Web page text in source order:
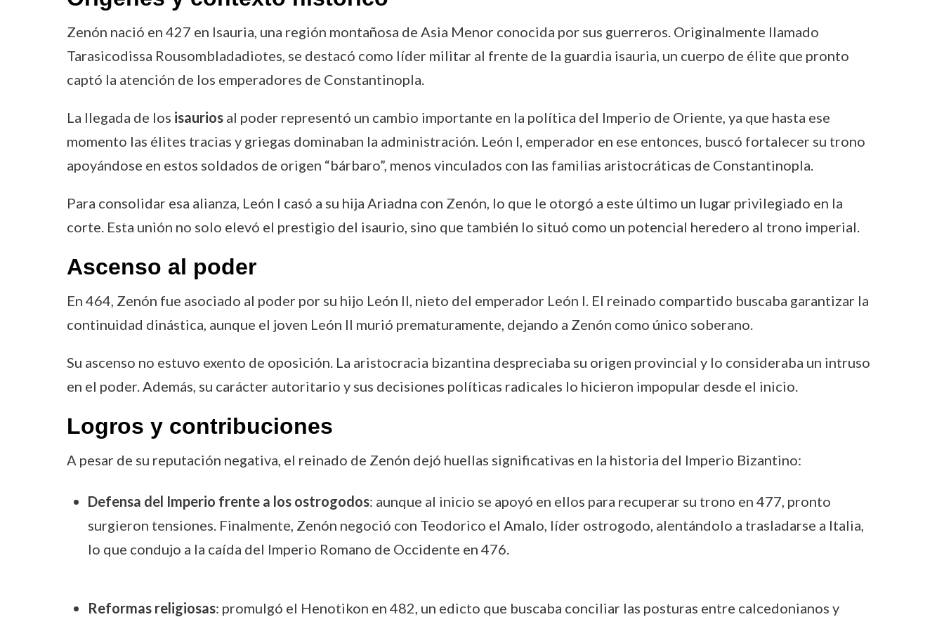
Zenón nació en 427 en Isauria, una región montañosa de Asia Menor conocida por sus guerreros. Originalmente llamado
Tarasicodissa Rousombladadiotes, se destacó como líder militar al frente de la guardia isauria, un cuerpo de élite que pronto
captó la atención de los emperadores de Constantinopla.
La llegada de los isauriosal poder representó un cambio importante en la política del Imperio de Oriente, ya que hasta ese
momento las élites tracias y griegas dominaban la administración. León I, emperador en ese entonces, buscó fortalecer su trono
apoyándose en estos soldados de origen “bárbaro”, menos vinculados con las familias aristocráticas de Constantinopla.
Para consolidar esa alianza, León I casó a su hija Ariadna con Zenón, lo que le otorgó a este último un lugar privilegiado en la
corte. Esta unión no solo elevó el prestigio del isaurio, sino que también lo situó como un potencial heredero al trono imperial.
Ascenso al poder
En 464, Zenón fue asociado al poder por su hijo León II, nieto del emperador León I. El reinado compartido buscaba garantizar la
continuidad dinástica, aunque el joven León II murió prematuramente, dejando a Zenón como único soberano.
Su ascenso no estuvo exento de oposición. La aristocracia bizantina despreciaba su origen provincial y lo consideraba un intruso
en el poder. Además, su carácter autoritario y sus decisiones políticas radicales lo hicieron impopular desde el inicio.
Logros y contribuciones
A pesar de su reputación negativa, el reinado de Zenón dejó huellas significativas en la historia del Imperio Bizantino:
Defensa del Imperio frente a los ostrogodos: aunque al inicio se apoyó en ellos para recuperar su trono en 477, pronto
surgieron tensiones. Finalmente, Zenón negoció con Teodorico el Amalo, líder ostrogodo, alentándolo a trasladarse a Italia,
lo que condujo a la caída del Imperio Romano de Occidente en 476.
Reformas religiosas: promulgó el Henotikon en 482, un edicto que buscaba conciliar las posturas entre calcedonianos y